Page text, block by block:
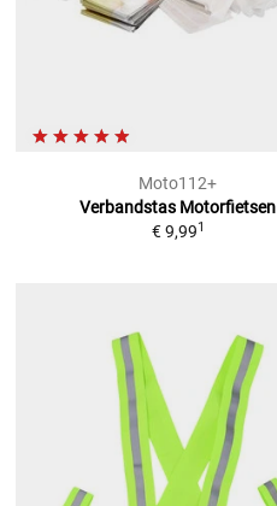
Moto112+
Verbandstas Motorfietsen
€ 9,991